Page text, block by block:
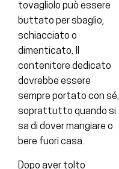
tovagliolo può essere
buttato per sbaglio,
schiacciato o
dimenticato. Il
contenitore dedicato
dovrebbe essere
sempre portato con sé,
soprattutto quando si
sa di dover mangiare o
bere fuori casa.
Dopo aver tolto